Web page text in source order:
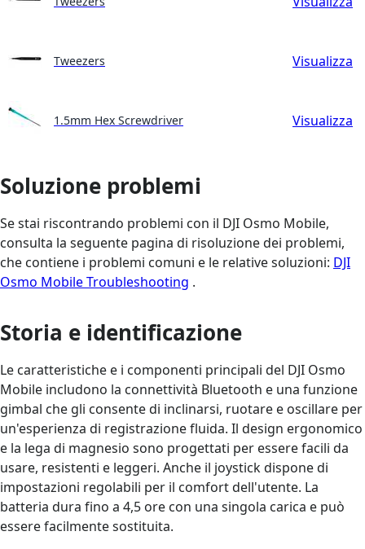
Tweezers Visualizza
1.5mm Hex Screwdriver Visualizza
Soluzione problemi
Se stai riscontrando problemi con il DJI Osmo Mobile,
consulta la seguente pagina di risoluzione dei problemi,
che contiene i problemi comuni e le relative soluzioni: DJI
Osmo Mobile Troubleshooting .
Storia e identificazione
Le caratteristiche e i componenti principali del DJI Osmo
Mobile includono la connettività Bluetooth e una funzione
gimbal che gli consente di inclinarsi, ruotare e oscillare per
un'esperienza di registrazione fluida. Il design ergonomico
e la lega di magnesio sono progettati per essere facili da
usare, resistenti e leggeri. Anche il joystick dispone di
impostazioni regolabili per il comfort dell'utente. La
batteria dura fino a 4,5 ore con una singola carica e può
essere facilmente sostituita.